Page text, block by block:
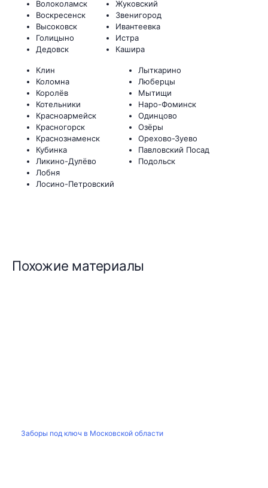
Волоколамск
Воскресенск
Высоковск
Голицыно
Дедовск
Жуковский
Звенигород
Ивантеевка
Истра
Кашира
Клин
Коломна
Королёв
Котельники
Красноармейск
Красногорск
Краснознаменск
Кубинка
Ликино-Дулёво
Лобня
Лосино-Петровский
Лыткарино
Люберцы
Мытищи
Наро-Фоминск
Одинцово
Озёры
Орехово-Зуево
Павловский Посад
Подольск
Похожие материалы
Заборы под ключ в Московской области